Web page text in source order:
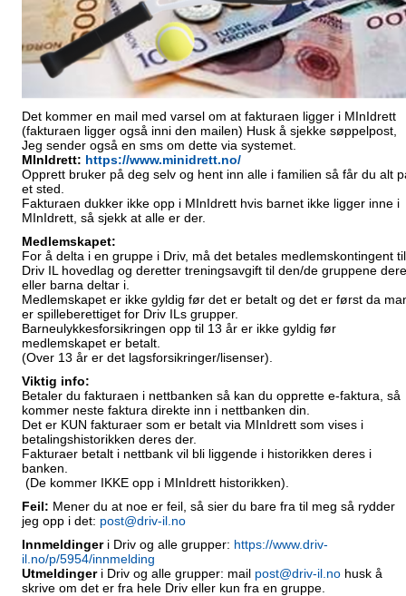
Det kommer en mail med varsel om at fakturaen ligger i MInIdrett
(fakturaen ligger også inni den mailen) Husk å sjekke søppelpost,
Jeg sender også en sms om dette via systemet.
MInIdrett: https://www.minidrett.no/
Opprett bruker på deg selv og hent inn alle i familien så får du alt
et sted.
Fakturaen dukker ikke opp i MInIdrett hvis barnet ikke ligger inne i
MInIdrett, så sjekk at alle er der.
Medlemskapet:
For å delta i en gruppe i Driv, må det betales medlemskontingent til
Driv IL hovedlag og deretter treningsavgift til den/de gruppene dere
eller barna deltar i.
Medlemskapet er ikke gyldig før det er betalt og det er først da
er spilleberettiget for Driv ILs grupper.
Barneulykkesforsikringen opp til 13 år er ikke gyldig før
medlemskapet er betalt.
(Over 13 år er det lagsforsikringer/lisenser).
Viktig info:
Betaler du fakturaen i nettbanken så kan du opprette e-faktura, så
kommer neste faktura direkte inn i nettbanken din.
Det er KUN fakturaer som er betalt via MInIdrett som vises i
betalingshistorikken deres der.
Fakturaer betalt i nettbank vil bli liggende i historikken deres i
banken.
(De kommer IKKE opp i MInIdrett historikken).
Feil: Mener du at noe er feil, så sier du bare fra til meg så rydder
jeg opp i det: post@driv-il.no
Innmeldingeri Driv og alle grupper: https://www.driv-
il.no/p/5954/innmelding
Utmeldingeri Driv og alle grupper: mail post@driv-il.no husk å
skrive om det er fra hele Driv eller kun fra en gruppe.